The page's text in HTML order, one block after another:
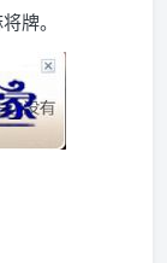
牌。